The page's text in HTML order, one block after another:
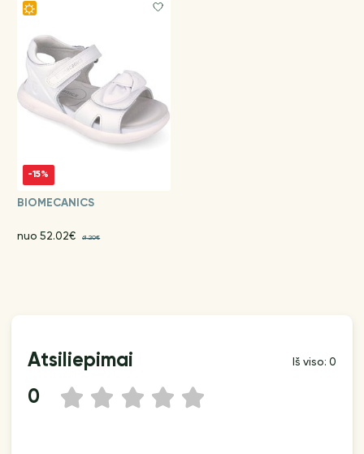
-15%
BIOMECANICS
nuo 52.02€ 61.20€
Atsiliepimai Iš viso: 0
0 5
4
3
2
1